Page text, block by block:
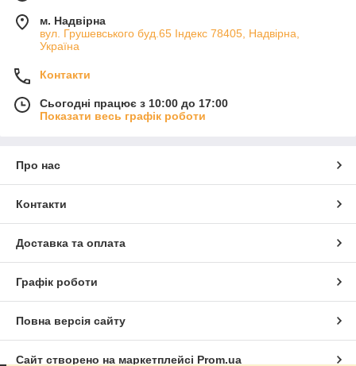
м. Надвірна
вул. Грушевського буд.65 Індекс 78405, Надвірна,
Україна
Контакти
Сьогодні працює з 10:00 до 17:00
Показати весь графік роботи
Про нас
Контакти
Доставка та оплата
Графік роботи
Повна версія сайту
Сайт створено на маркетплейсі Prom.ua